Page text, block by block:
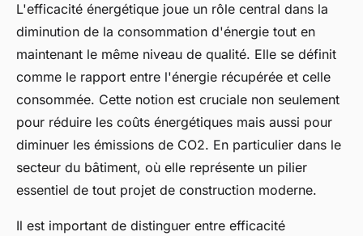
L'efficacité énergétique joue un rôle central dans la
diminution de la consommation d'énergie tout en
maintenant le même niveau de qualité. Elle se définit
comme le rapport entre l'énergie récupérée et celle
consommée. Cette notion est cruciale non seulement
pour réduire les coûts énergétiques mais aussi pour
diminuer les émissions de CO2. En particulier dans le
secteur du bâtiment, où elle représente un pilier
essentiel de tout projet de construction moderne.
Il est important de distinguer entre efficacité